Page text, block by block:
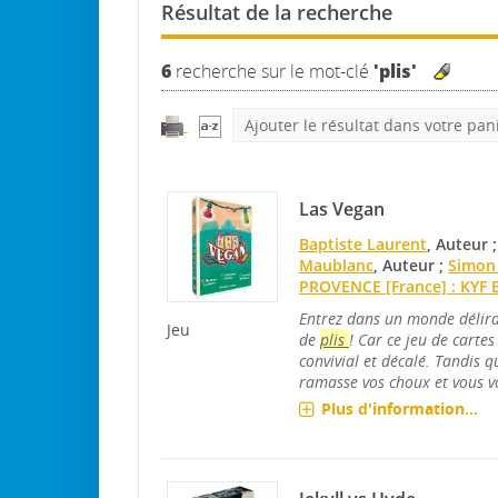
Résultat de la recherche
6recherche sur le mot-clé 'plis'
Ajouter le résultat dans votre
Jeu
Las Vegan
Baptiste Laurent , Auteur
Maublanc, Auteur ; Simon
PROVENCE [France] : KYF
Entrez dans un monde
de plis ! Car ce jeu de
convivial et décalé. Tandis
ramasse vos choux et vous
Plus d'information...